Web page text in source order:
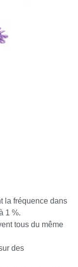
la fréquence dans
1 %.
tous du même
des